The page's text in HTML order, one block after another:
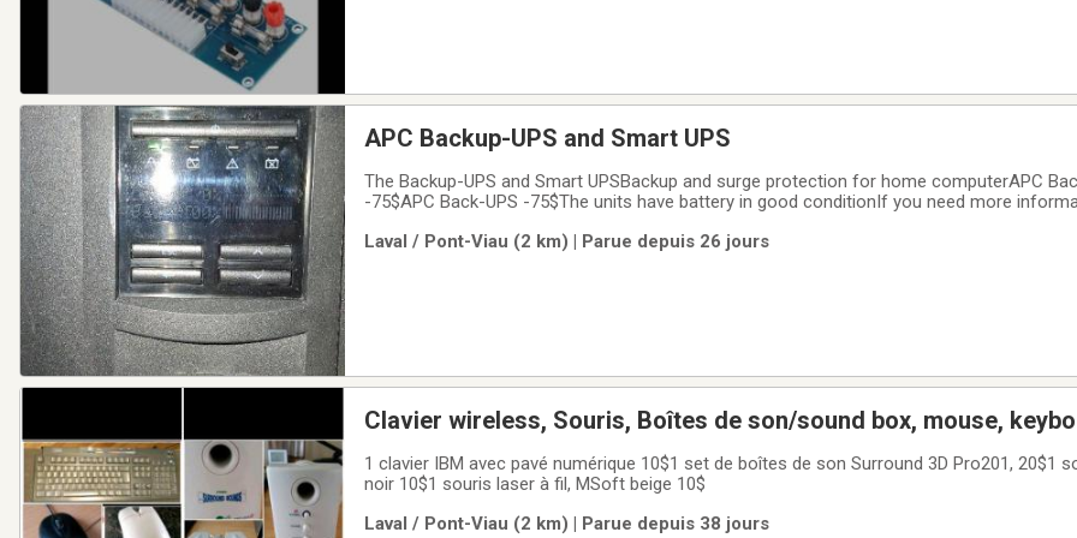
APC Backup-UPS and Smart UPS
The Backup-UPS and Smart UPSBackup and surge protection for home computerAPC
-75$APC Back-UPS -75$The units have battery in good conditionIf you need more
surtensions pour ordinateurs domestiquesAPC Back-UPS Pro 700
Laval / Pont-Viau (2 km) | Parue depuis 26 jours
Clavier wireless, Souris, Boîtes de son/sound box, mouse,
1 clavier IBM avec pavé numérique 10$1 set de boîtes de son Surround 3D Pro201, 20$1
noir 10$1 souris laser à fil, MSoft beige 10$
Laval / Pont-Viau (2 km) | Parue depuis 38 jours